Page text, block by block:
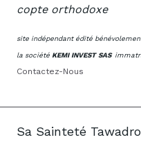
copte orthodoxe
site indépendant édité
la société KEMI INVEST SAS
Contactez-Nous
Sa Sainteté